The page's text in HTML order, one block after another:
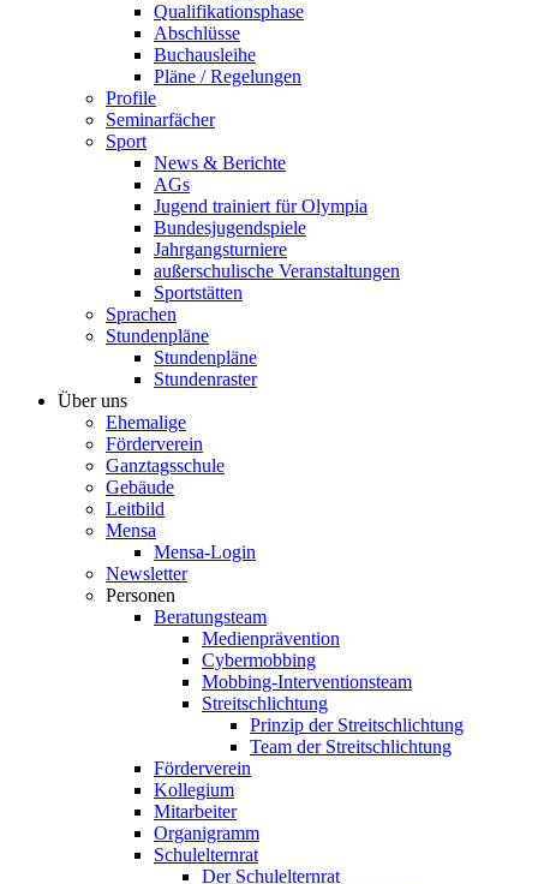
Qualifikationsphase
Abschlüsse
Buchausleihe
Pläne / Regelungen
Profile
Seminarfächer
Sport
News & Berichte
AGs
Jugend trainiert für Olympia
Bundesjugendspiele
Jahrgangsturniere
außerschulische Veranstaltungen
Sportstätten
Sprachen
Stundenpläne
Stundenpläne
Stundenraster
Über uns
Ehemalige
Förderverein
Ganztagsschule
Gebäude
Leitbild
Mensa
Mensa-Login
Newsletter
Personen
Beratungsteam
Medienprävention
Cybermobbing
Mobbing-Interventionsteam
Streitschlichtung
Prinzip der Streitschlichtung
Team der Streitschlichtung
Förderverein
Kollegium
Mitarbeiter
Organigramm
Schulelternrat
Der Schulelternrat